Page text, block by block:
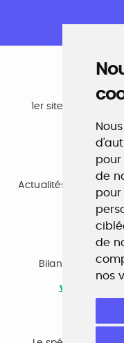
pour
de
pour
de
nos
1er site emploi du
Actualités, guide et
Bilan de
recherche